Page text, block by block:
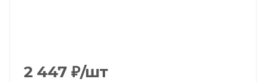
2 447 ₽/шт